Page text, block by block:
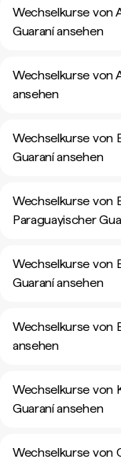
Wechselkurse von
Guaraní ansehen
Wechselkurse von
ansehen
Wechselkurse von
Guaraní ansehen
Wechselkurse von
Paraguayischer
Wechselkurse von
Guaraní ansehen
Wechselkurse von
ansehen
Wechselkurse von
Guaraní ansehen
Wechselkurse von